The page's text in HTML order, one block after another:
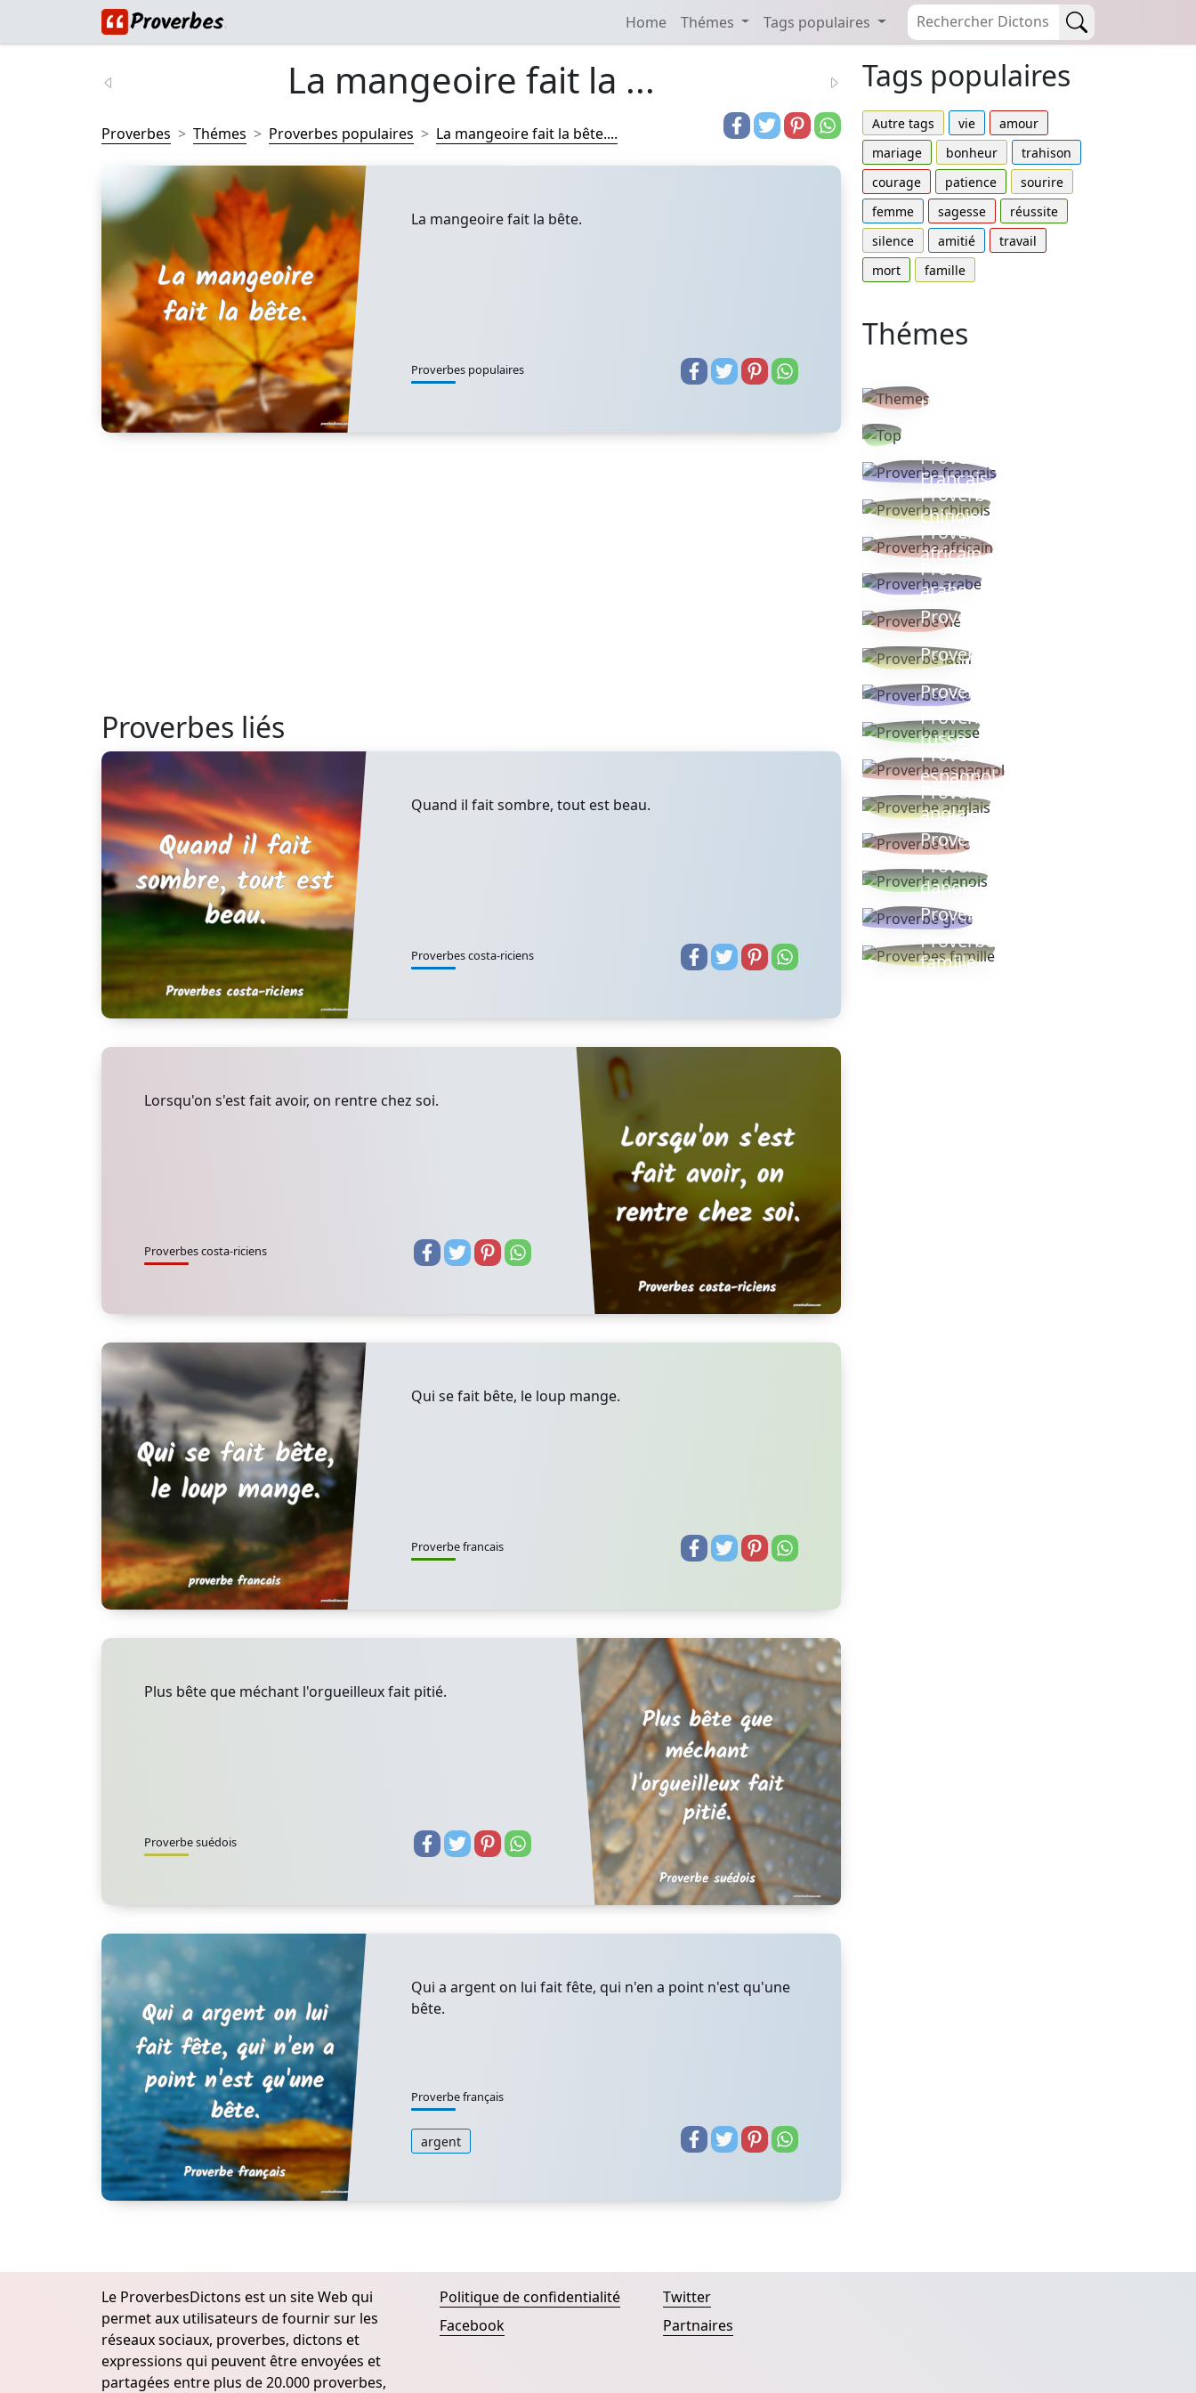
Home Thémes Tags populaires
La mangeoire fait la ...
Proverbes Thémes Proverbes populaires La mangeoire fait la bête....
La mangeoire fait la bête.
Proverbes populaires
Proverbes liés
Quand il fait sombre, tout est beau.
Proverbes costa-riciens
Lorsqu'on s'est fait avoir, on rentre chez soi.
Proverbes costa-riciens
Qui se fait bête, le loup mange.
Proverbe francais
Plus bête que méchant l'orgueilleux fait pitié.
Proverbe suédois
Qui a argent on lui fait fête, qui n'en a point n'est qu'une
bête.
Proverbe français
argent
Tags populaires
Autre tags vie
amour
mariage
bonheur
trahison
courage
patience
sourire
femme
sagesse
réussite
silence
amitié
travail
mort
famille
Thémes
thèmes
Proverbe
Français
Proverbe
chinois
Proverbe
africain
Proverbe
arabe
Proverbe vie
Proverbe latin
Proverbes ete
Proverbe
russe
Proverbe
espagnol
Proverbe
anglais
Proverbe turc
Proverbe
danois
Proverbe grec
Proverbes
famille
Le ProverbesDictons est un site Web qui
permet aux utilisateurs de fournir sur les
réseaux sociaux, proverbes, dictons et
expressions qui peuvent être envoyées et
partagées entre plus de 20.000 proverbes,
Politique de confidentialité
Facebook
Twitter
Partnaires